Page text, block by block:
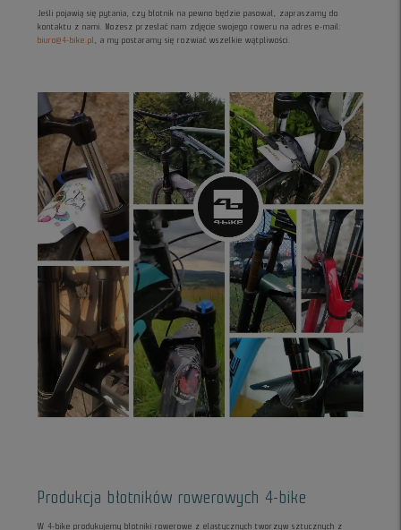
Jeśli pojawią się pytania, czy błotnik na pewno będzie pasował, zapraszamy do
kontaktu z nami. Możesz przesłać nam zdjęcie swojego roweru na adres e-mail:
biuro@4-bike.pl, a my postaramy się rozwiać wszelkie wątpliwości.
Produkcja błotników rowerowych 4-bike
W 4-bike produkujemy błotniki rowerowe z elastycznych tworzyw sztucznych z